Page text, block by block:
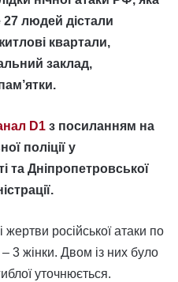
людей дістали
квартали,
заклад,
D1 з посиланням на
поліції у
та Дніпропетровської
російської атаки по
– 3 жінки. Двом із них було
уточнюється.